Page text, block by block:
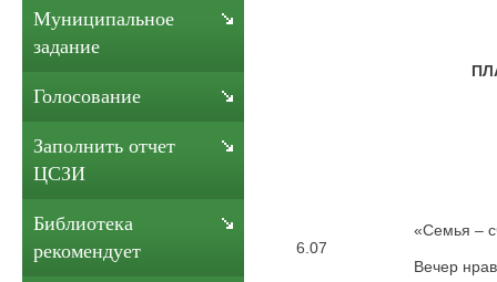
6.07
«Семья –
Вечер
Муниципальное
задание
Голосование
Заполнить отчет
ЦСЗИ
Библиотека
рекомендует